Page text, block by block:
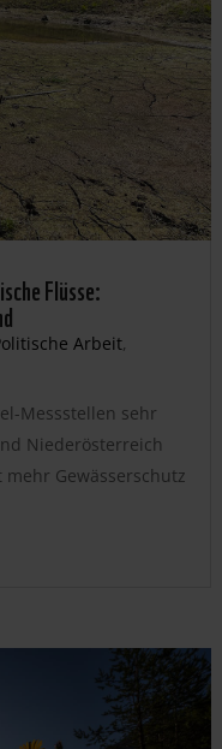
Flüsse:
Arbeit,
Messstellen sehr
Niederösterreich
Gewässerschutz